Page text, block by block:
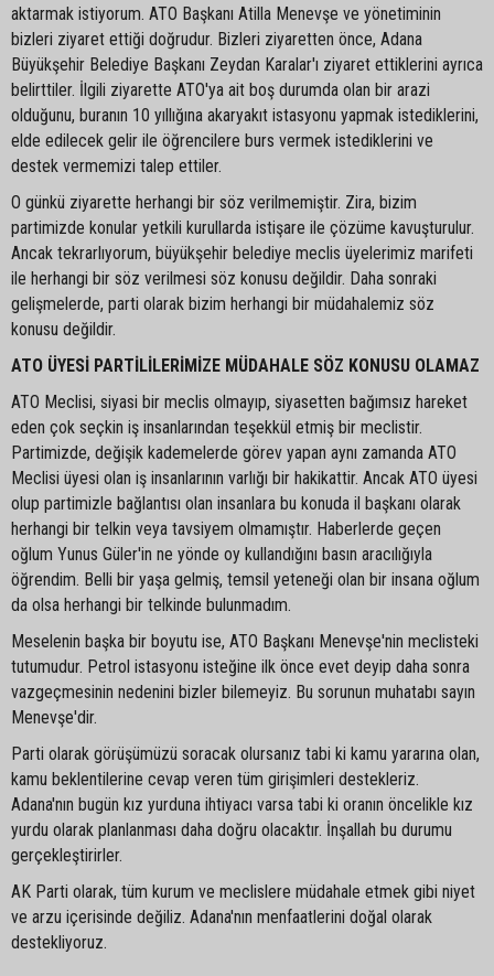
aktarmak istiyorum. ATO Başkanı Atilla Menevşe ve yönetiminin
bizleri ziyaret ettiği doğrudur. Bizleri ziyaretten önce, Adana
Büyükşehir Belediye Başkanı Zeydan Karalar'ı ziyaret ettiklerini ayrıca
belirttiler. İlgili ziyarette ATO'ya ait boş durumda olan bir arazi
olduğunu, buranın 10 yıllığına akaryakıt istasyonu yapmak istediklerini,
elde edilecek gelir ile öğrencilere burs vermek istediklerini ve
destek vermemizi talep ettiler.
O günkü ziyarette herhangi bir söz verilmemiştir. Zira, bizim
partimizde konular yetkili kurullarda istişare ile çözüme kavuşturulur.
Ancak tekrarlıyorum, büyükşehir belediye meclis üyelerimiz marifeti
ile herhangi bir söz verilmesi söz konusu değildir. Daha sonraki
gelişmelerde, parti olarak bizim herhangi bir müdahalemiz söz
konusu değildir.
ATO ÜYESİ PARTİLİLERİMİZE MÜDAHALE SÖZ KONUSU OLAMAZ
ATO Meclisi, siyasi bir meclis olmayıp, siyasetten bağımsız hareket
eden çok seçkin iş insanlarından teşekkül etmiş bir meclistir.
Partimizde, değişik kademelerde görev yapan aynı zamanda ATO
Meclisi üyesi olan iş insanlarının varlığı bir hakikattir. Ancak ATO üyesi
olup partimizle bağlantısı olan insanlara bu konuda il başkanı olarak
herhangi bir telkin veya tavsiyem olmamıştır. Haberlerde geçen
oğlum Yunus Güler'in ne yönde oy kullandığını basın aracılığıyla
öğrendim. Belli bir yaşa gelmiş, temsil yeteneği olan bir insana oğlum
da olsa herhangi bir telkinde bulunmadım.
Meselenin başka bir boyutu ise, ATO Başkanı Menevşe'nin meclisteki
tutumudur. Petrol istasyonu isteğine ilk önce evet deyip daha sonra
vazgeçmesinin nedenini bizler bilemeyiz. Bu sorunun muhatabı sayın
Menevşe'dir.
Parti olarak görüşümüzü soracak olursanız tabi ki kamu yararına olan,
kamu beklentilerine cevap veren tüm girişimleri destekleriz.
Adana'nın bugün kız yurduna ihtiyacı varsa tabi ki oranın öncelikle kız
yurdu olarak planlanması daha doğru olacaktır. İnşallah bu durumu
gerçekleştirirler.
AK Parti olarak, tüm kurum ve meclislere müdahale etmek gibi niyet
ve arzu içerisinde değiliz. Adana'nın menfaatlerini doğal olarak
destekliyoruz.